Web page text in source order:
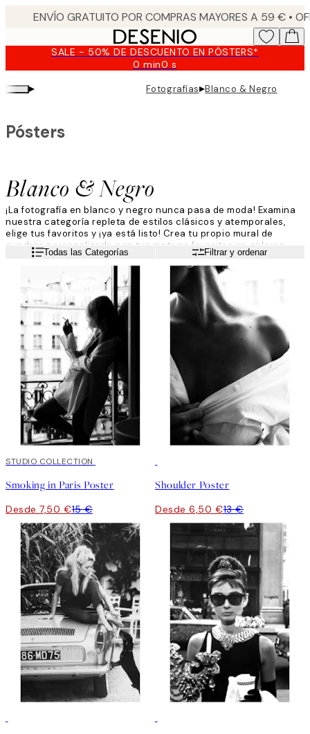
SALE - 50% DE DESCUENTO EN PÓSTERS*
0 min0 s
Válido
hasta:
2026-
▸ Fotografías▸Blanco & Negro
Blanco & Negro
Pósters
¡La fotografía en blanco y negro nunca pasa de moda! Examina
nuestra categoría repleta de estilos clásicos y atemporales,
elige tus favoritos y ¡ya está listo! Crea tu propio mural de
cuadros personalizado con tus motivos favoritos en colores
monocromos. Busca tu póster favorito entre iconos, animales y
naturaleza, todo en blanco y negro.
Leer másTodas las Categorías Filtrar y ordenar
50%*
STUDIO COLLECTION
Smoking in Paris Poster
Desde 7,50 €15 €
Shoulder Poster
Desde 6,50 €13 €